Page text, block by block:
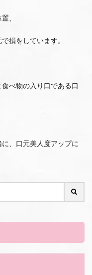
、
損をしています。
べ物の入り口である口
、口元美人度アップに